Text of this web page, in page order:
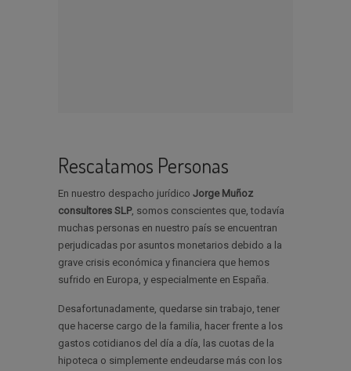
Rescatamos Personas
En nuestro despacho jurídico Jorge Muñoz
consultores SLP, somos conscientes que, todavía
muchas personas en nuestro país se encuentran
perjudicadas por asuntos monetarios debido a la
grave crisis económica y financiera que hemos
sufrido en Europa, y especialmente en España.
Desafortunadamente, quedarse sin trabajo, tener
que hacerse cargo de la familia, hacer frente a los
gastos cotidianos del día a día, las cuotas de la
hipoteca o simplemente endeudarse más con los